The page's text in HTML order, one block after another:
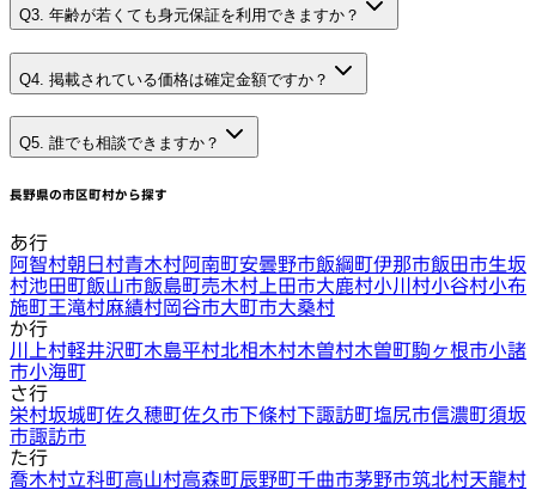
Q3. 年齢が若くても身元保証を利用できますか？
Q4. 掲載されている価格は確定金額ですか？
Q5. 誰でも相談できますか？
長野県の市区町村から探す
あ行
阿智村朝日村青木村阿南町安曇野市飯綱町伊那市飯田市生坂
村池田町飯山市飯島町売木村 上田市大鹿村小川村小谷村小布
施町王滝村麻績村岡谷市大町市大桑村
か行
川上村軽井沢町木島平村北相木村木曽村木曽町駒ヶ根市小諸
市小海町
さ行
栄村坂城町佐久穂町佐久市下條村下諏訪町塩尻市信濃町須坂
市諏訪市
た行
喬木村立科町高山村高森町辰野町千曲市茅野市筑北村天龍村